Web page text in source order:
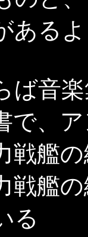
あるよ
ば音楽
で、
戦艦
戦艦
る